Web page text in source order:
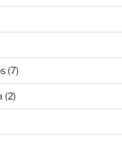
(7)
(2)